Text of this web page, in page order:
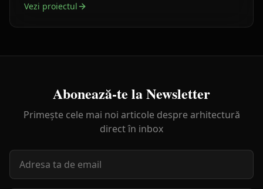
Vezi proiectul
Abonează-te la Newsletter
Primește cele mai noi articole despre arhitectură
direct în inbox